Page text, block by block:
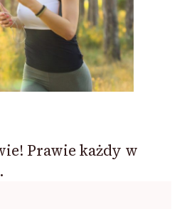
Prawie każdy w